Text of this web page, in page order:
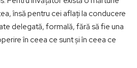
însă pentru cei aflați la conducere
delegată, formală, fără să fie una
în ceea ce sunt și în ceea ce